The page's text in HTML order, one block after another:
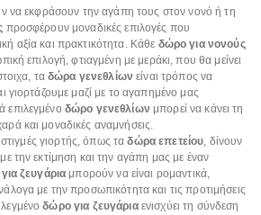
να εκφράσουν την αγάπη τους στον νονό ή τη
προσφέρουν μοναδικές επιλογές που
αξία και πρακτικότητα. Κάθε δώρο για νονούς
επιλογή, φτιαγμένη με μεράκι, που θα μείνει
ταδώρα γενεθλίων είναι τρόπος να
γιορτάζουμε μαζί με το αγαπημένο μας
δώρο γενεθλίων μπορεί να κάνει τη
και μοναδικές αναμνήσεις.
στιγμές γιορτής, όπως ταδώρα επετείου, δίνουν
την εκτίμηση και την αγάπη μας με έναν
ζευγάρια μπορούν να είναι ρομαντικά,
με την προσωπικότητα και τις προτιμήσεις
δώρο για ζευγάριαενισχύει τη σύνδεση